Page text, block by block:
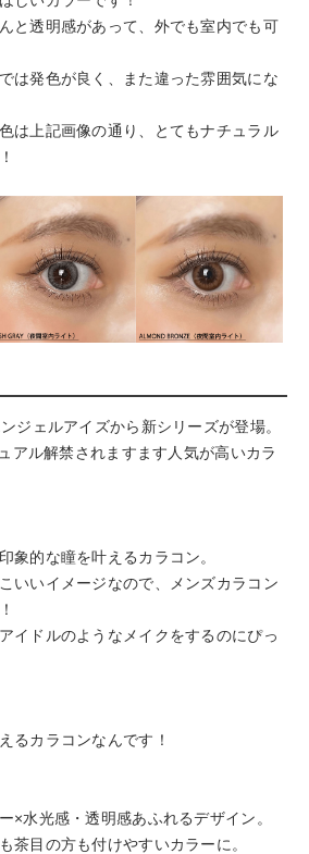
と透明感があって、外でも室内でも可
は発色が良く、また違った雰囲気にな
は上記画像の通り、とてもナチュラル
ジェルアイズから新シリーズが登場。
アル解禁されますます人気が高いカラ
象的な瞳を叶えるカラコン。
いいイメージなので、メンズカラコン
イドルのようなメイクをするのにぴっ
るカラコンなんです！
×水光感・透明感あふれるデザイン。
茶目の方も付けやすいカラーに。